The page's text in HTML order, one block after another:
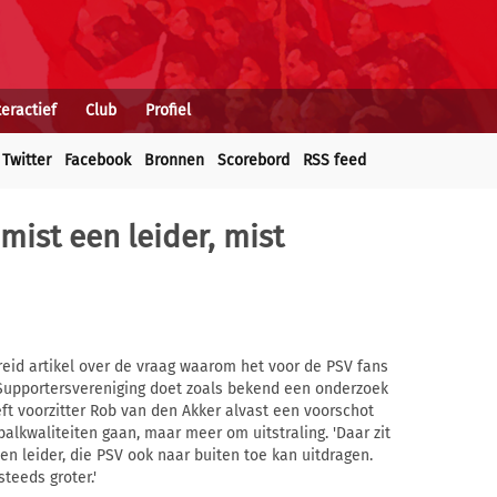
Club Profiel
Twitter Facebook Bronnen Scorebord RSS feed
een leider, mist
artikel over de vraag waarom het voor de PSV fans
doet zoals bekend een onderzoek
voorzitter Rob van den Akker alvast een voorschot
gaan, maar meer om uitstraling. 'Daar zit
leider, die PSV ook naar buiten toe kan uitdragen.
groter.'